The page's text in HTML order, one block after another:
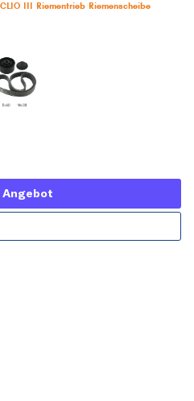
III Riementrieb Riemenscheibe
Angebot